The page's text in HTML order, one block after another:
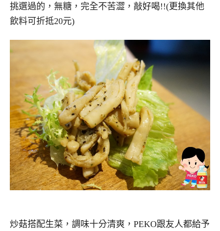
挑選過的，無糖，完全不苦澀，敲好喝!!(更換其他
飲料可折抵20元)
炒菇搭配生菜，調味十分清爽，PEKO跟友人都給予